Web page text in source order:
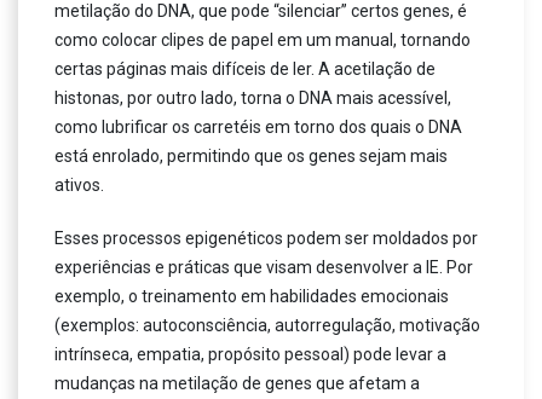
metilação do DNA, que pode “silenciar” certos genes, é
como colocar clipes de papel em um manual, tornando
certas páginas mais difíceis de ler. A acetilação de
histonas, por outro lado, torna o DNA mais acessível,
como lubrificar os carretéis em torno dos quais o DNA
está enrolado, permitindo que os genes sejam mais
ativos.
Esses processos epigenéticos podem ser moldados por
experiências e práticas que visam desenvolver a IE. Por
exemplo, o treinamento em habilidades emocionais
(exemplos: autoconsciência, autorregulação, motivação
intrínseca, empatia, propósito pessoal) pode levar a
mudanças na metilação de genes que afetam a